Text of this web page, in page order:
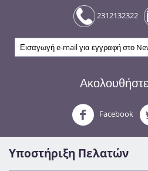
2312132322
Facebook
Υποστήριξη Πελατών